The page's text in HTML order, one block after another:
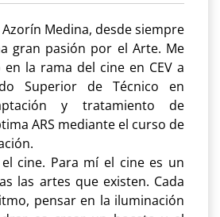
Medina, desde siempre
gran pasión por el Arte. Me
en la rama del cine en CEV a
Superior de Técnico en
y tratamiento de
ARS mediante el curso de
cine. Para mí el cine es un
las artes que existen. Cada
pensar en la iluminación